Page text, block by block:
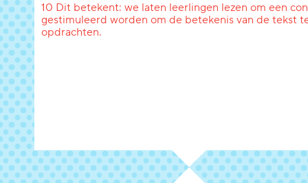
10 Dit betekent: we laten leerlingen lezen om een
gestimuleerd worden om de betekenis van de tekst
opdrachten.